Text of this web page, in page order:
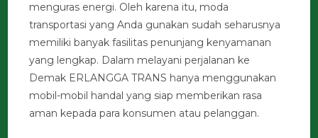
menguras energi. Oleh karena itu, moda
transportasi yang Anda gunakan sudah seharusnya
memiliki banyak fasilitas penunjang kenyamanan
yang lengkap. Dalam melayani perjalanan ke
Demak ERLANGGA TRANS hanya menggunakan
mobil-mobil handal yang siap memberikan rasa
aman kepada para konsumen atau pelanggan.